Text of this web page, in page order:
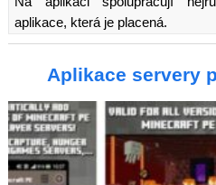
aplikace, která je placená.
Aplikace servery